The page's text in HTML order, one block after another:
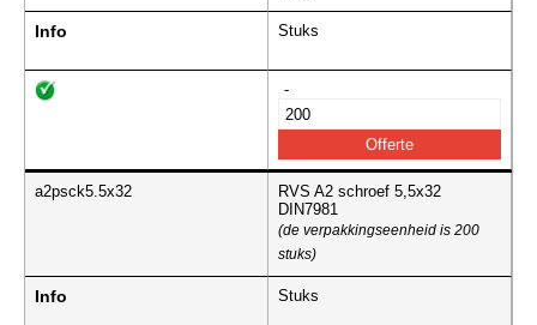
Info Stuks
-
a2psck5.5x32
RVS A2 schroef 5,5x32
DIN7981
(de verpakkingseenheid is 200
stuks)
Info Stuks